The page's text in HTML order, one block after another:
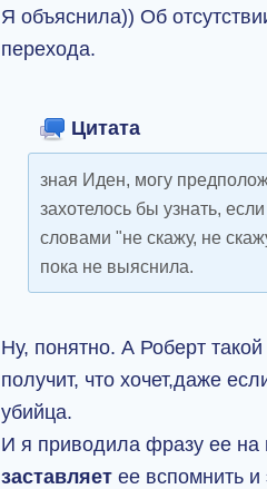
Я объяснила)) Об
перехода.
Цитата
зная Иден, могу
захотелось бы узнать,
словами "не скажу, не
пока не выяснила.
Ну, понятно. А Роберт
получит, что хочет,даже
убийца.
И я приводила фразу ее на
заставляетее вспомнить и